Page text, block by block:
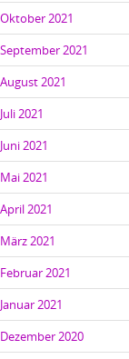
Oktober 2021
September 2021
August 2021
Juli 2021
Juni 2021
Mai 2021
April 2021
März 2021
Februar 2021
Januar 2021
Dezember 2020